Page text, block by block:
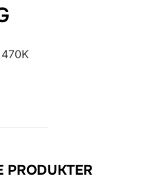
PRODUKTER